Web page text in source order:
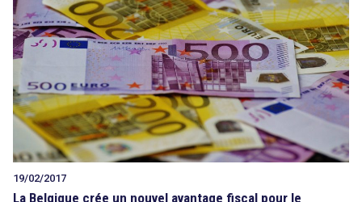
19/02/2017
La Belgique crée un nouvel avantage fiscal pour le